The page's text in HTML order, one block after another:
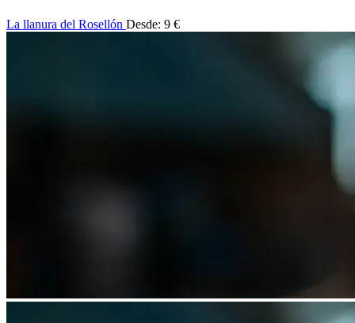
La llanura del Rosellón Desde: 9 €